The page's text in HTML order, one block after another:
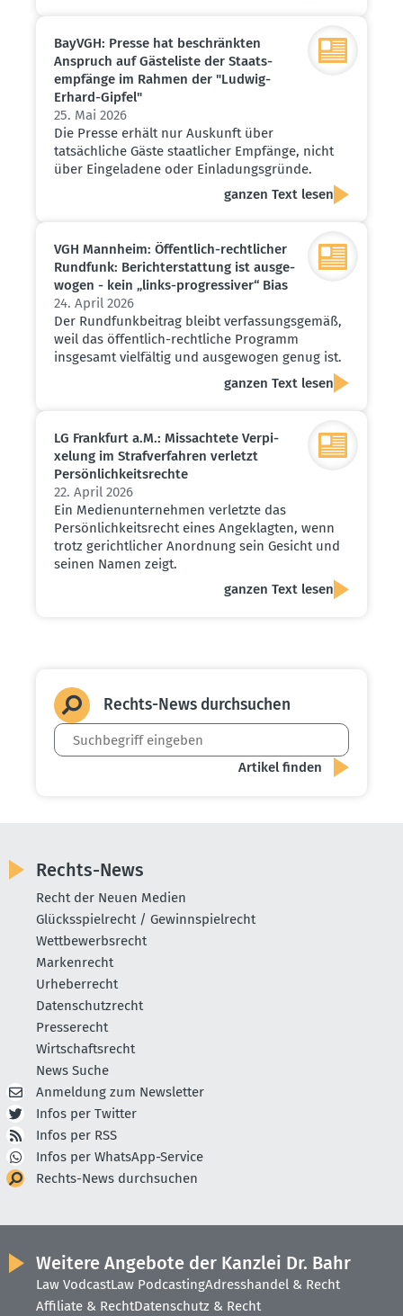
BayVGH: Presse hat beschränkten
Anspruch auf Gäste­liste der Staats­
emp­fänge im Rahmen der "Ludwig-
Erhard-Gipfel"
25. Mai 2026
Die Presse erhält nur Auskunft über
tatsächliche Gäste staatlicher Empfänge, nicht
über Eingeladene oder Einladungsgründe.
ganzen Text lesen
VGH Mannheim: Öffentlich-recht­licher
Rundfunk: Bericht­erstattung ist ausge­
wogen - kein „links-progres­siver“ Bias
24. April 2026
Der Rundfunkbeitrag bleibt verfassungsgemäß,
weil das öffentlich-rechtliche Programm
insgesamt vielfältig und ausgewogen genug ist.
ganzen Text lesen
LG Frankfurt a.M.: Missachtete Verpi­
xelung im Straf­ver­fahren verletzt
Persön­lich­keits­rechte
22. April 2026
Ein Medienunternehmen verletzte das
Persönlichkeitsrecht eines Angeklagten, wenn
trotz gerichtlicher Anordnung sein Gesicht und
seinen Namen zeigt.
ganzen Text lesen
Rechts-News durch­suchen
Rechts-News
Recht der Neuen Medien
Glücksspielrecht / Gewinnspielrecht
Wettbewerbsrecht
Markenrecht
Urheberrecht
Datenschutzrecht
Presserecht
Wirtschaftsrecht
News Suche
Anmeldung zum Newsletter
Infos per Twitter
Infos per RSS
Infos per WhatsApp-Service
Rechts-News durchsuchen
Weitere Angebote der Kanzlei Dr. Bahr
Law VodcastLaw PodcastingAdresshandel & Recht
Affiliate & RechtDatenschutz & Recht